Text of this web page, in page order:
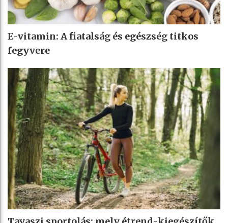
E-vitamin: A fiatalság és egészség titkos
fegyvere